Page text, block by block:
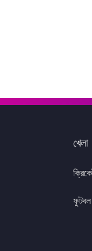
খেলা
ফুটবল